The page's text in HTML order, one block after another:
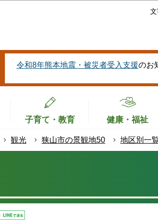
こ
令和8年熊本地震・被災者受入支援のお
子育て・教育 健康・福祉
観光 狭山市の景観地50 地区別一